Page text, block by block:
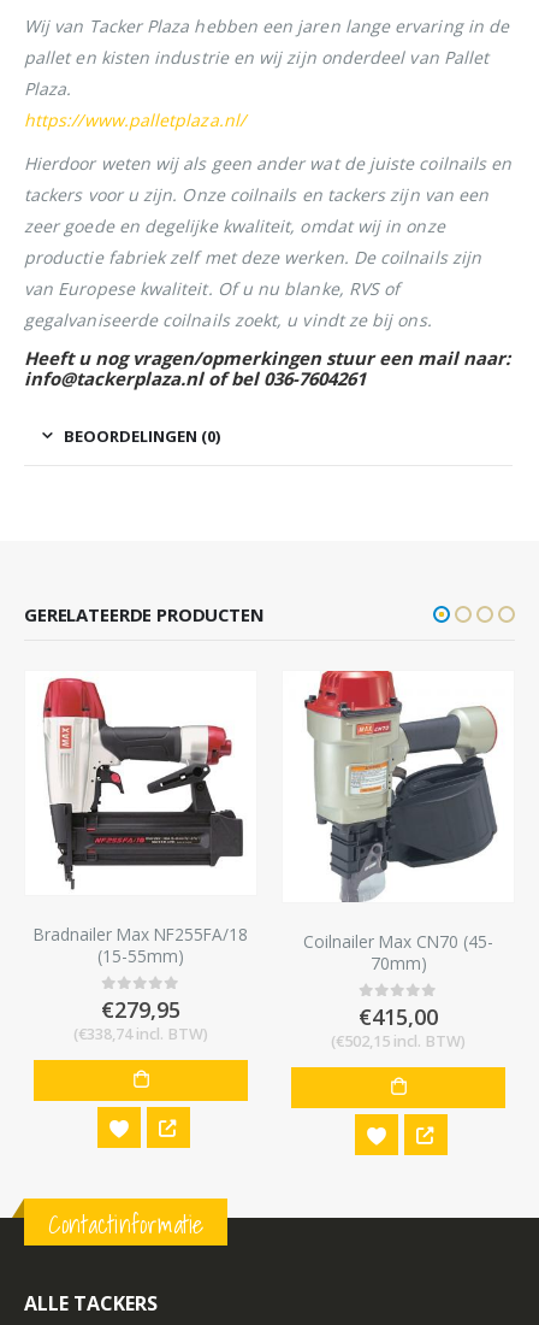
Wij van Tacker Plaza hebben een jaren lange ervaring in de
pallet en kisten industrie en wij zijn onderdeel van Pallet
Plaza.
https://www.palletplaza.nl/
Hierdoor weten wij als geen ander wat de juiste coilnails en
tackers voor u zijn. Onze coilnails en tackers zijn van een
zeer goede en degelijke kwaliteit, omdat wij in onze
productie fabriek zelf met deze werken. De coilnails zijn
van Europese kwaliteit. Of u nu blanke, RVS of
gegalvaniseerde coilnails zoekt, u vindt ze bij ons.
Heeft u nog vragen/opmerkingen stuur een mail naar:
info@tackerplaza.nl of bel 036-7604261
BEOORDELINGEN (0)
GERELATEERDE PRODUCTEN
Bradnailer Max NF255FA/18
(15-55mm)
0out of 5
€279,95
(€338,74incl. BTW)
Coilnailer Max CN70 (45-
70mm)
0out of 5
€415,00
(€502,15 incl. BTW)
Contactinformatie
ALLE TACKERS